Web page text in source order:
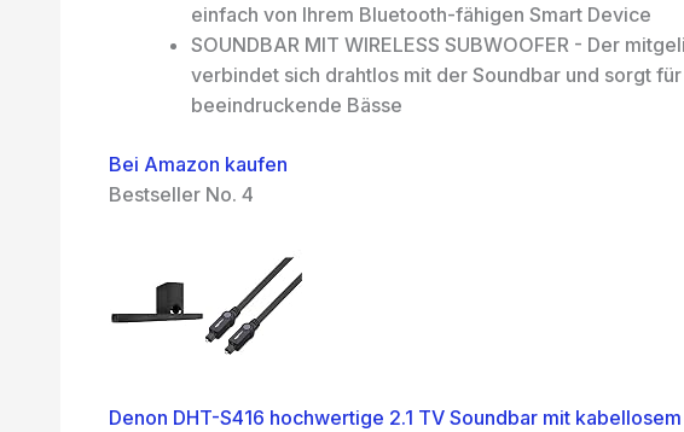
einfach von Ihrem Bluetooth-fähigen Smart Device
SOUNDBAR MIT WIRELESS SUBWOOFER - Der
verbindet sich drahtlos mit der Soundbar und sorgt
beeindruckende Bässe
Bei Amazon kaufen
Bestseller No. 4
Denon DHT-S416 hochwertige 2.1 TV Soundbar mit